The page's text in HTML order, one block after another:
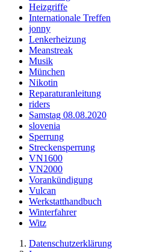
Heizgriffe
Internationale Treffen
jonny
Lenkerheizung
Meanstreak
Musik
München
Nikotin
Reparaturanleitung
riders
Samstag 08.08.2020
slovenia
Sperrung
Streckensperrung
VN1600
VN2000
Vorankündigung
Vulcan
Werkstatthandbuch
Winterfahrer
Witz
Datenschutzerklärung